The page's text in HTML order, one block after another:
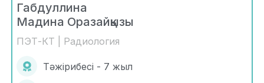
Габдуллина
Мадина Оразайқызы
ПЭТ-КТ | Радиология
Тәжірибесі - 7 жыл